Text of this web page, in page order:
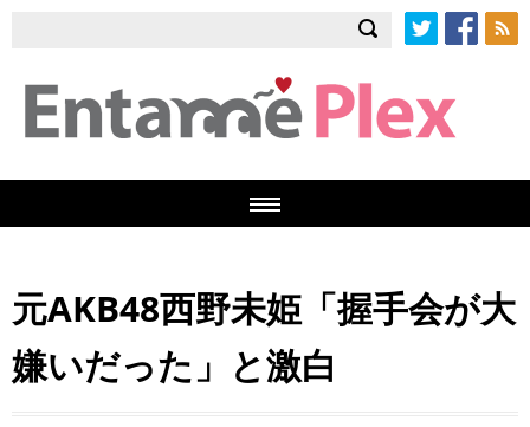
元AKB48西野未姫「握手会が大
嫌いだった」と激白